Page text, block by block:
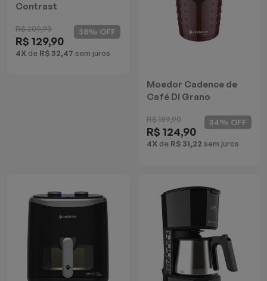
Contrast
R$ 209,90
R$ 129,90
4X de R$ 32,47 sem juros
38% OFF
Moedor Cadence de
Café Di Grano
R$ 189,90
R$ 124,90
4X de R$ 31,22 sem juros
34% OFF